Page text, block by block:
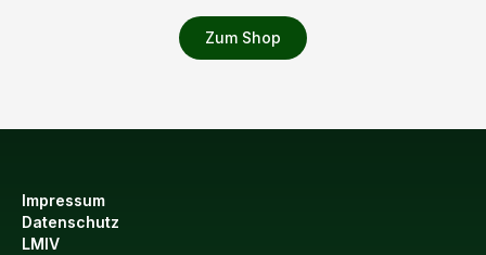
Zum Shop
Impressum
Datenschutz
LMIV